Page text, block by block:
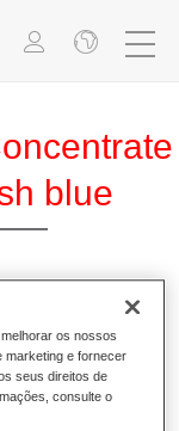
blue
misturar as
nas
utilizada para
e Permacron
os nossos
marketing e fornecer
seus direitos de
consulte o